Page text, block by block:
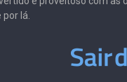
lá.